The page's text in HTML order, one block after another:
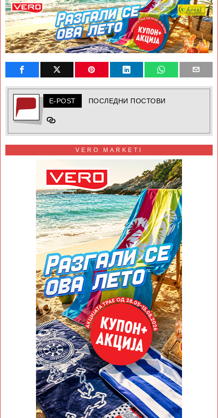
E-POST ПОСЛЕДНИ ПОСТОВИ
VERO MARKETI